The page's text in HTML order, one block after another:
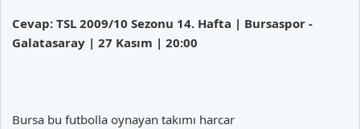
Cevap: TSL 2009/10 Sezonu 14. Hafta | Bursaspor -
Galatasaray | 27 Kasım | 20:00
Bursa bu futbolla oynayan takımı harcar